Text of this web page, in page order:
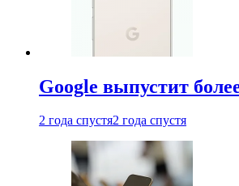
Google выпустит
2 года спустя2 года спустя